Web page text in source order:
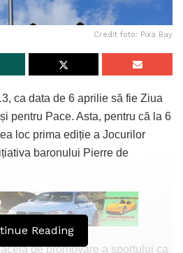
Credit foto: Pixa Bay
ca data de 6 aprilie să fie Ziua
pentru Pace. Asta, pentru că la 6
loc prima ediție a Jocurilor
baronului Pierre de
de promovare a sportului ca
Reading